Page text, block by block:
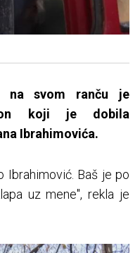
na svom ranču je
koji je dobila
Ibrahimovića.
Ibrahimović. Baš je po
uz mene", rekla je